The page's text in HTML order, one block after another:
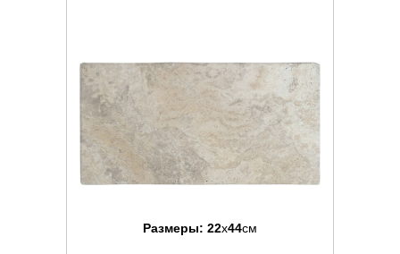
Размеры: 22x44см